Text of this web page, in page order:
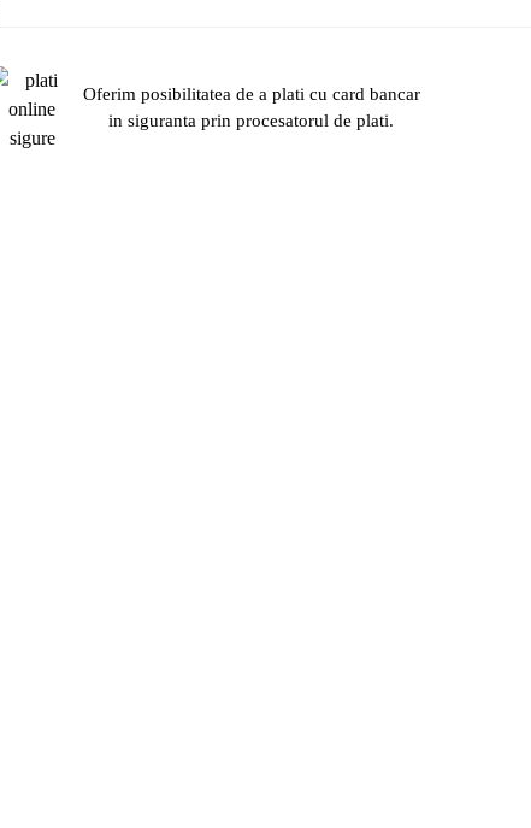
Oferim posibilitatea de a plati cu card bancar
in siguranta prin procesatorul de plati.